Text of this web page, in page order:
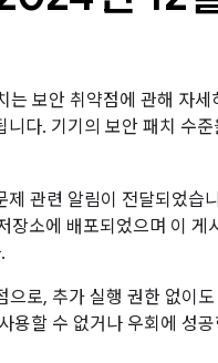
보안 취약점에 관해 자세
다. 기기의 보안 패치 수준
관련 알림이 전달되었습
소에 배포되었으며 이 게
로, 추가 실행 권한 없이
용할 수 없거나 우회에 성